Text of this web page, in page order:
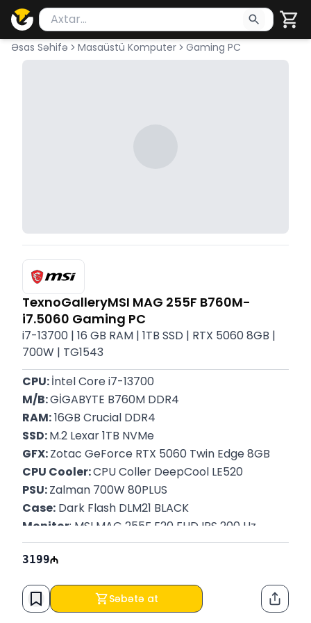
Məhsul axtar
Axtarış üçün ən azı 2 simvol yazın. Göndərmək
Əsas Səhifə Masaüstü Komputer Gaming PC
TexnoGalleryMSI MAG 255F B760M-
i7.5060 Gaming PC
i7-13700 | 16 GB RAM | 1TB SSD | RTX 5060 8GB |
700W | TG1543
CPU: İntel Core i7-13700
M/B: GİGABYTE B760M DDR4
RAM: 16GB Crucial DDR4
SSD: M.2 Lexar 1TB NVMe
GFX: Zotac GeForce RTX 5060 Twin Edge 8GB
CPU Cooler: CPU Coller DeepCool LE520
PSU: Zalman 700W 80PLUS
Case: Dark Flash DLM21 BLACK
Monitor: MSI MAG 255F E20 FHD IPS 200 Hz
Zəmanət: 12 ay
3199
Səbətə at